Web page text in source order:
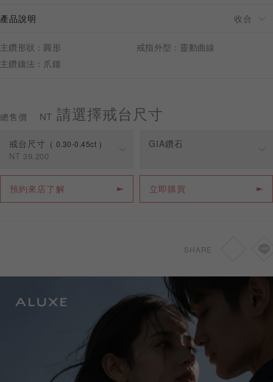
產品說明
主鑽形狀：圓形
戒指外型：靈動曲線
主鑽鑲法：爪鑲
總售價 NT 請選擇戒台尺寸
戒台尺寸 0.30-0.45ct
NT 39,200
克拉 戒台價格
0.30-0.45ct NT 39,200
GIA鑽石
立即購買
預約來店了解
SHARE